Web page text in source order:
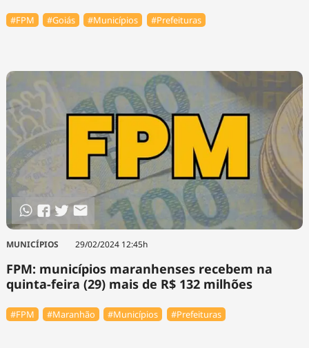
#FPM #Goiás #Municípios #Prefeituras
MUNICÍPIOS 29/02/2024 12:45h
FPM: municípios maranhenses recebem na
quinta-feira (29) mais de R$ 132 milhões
#FPM #Maranhão #Municípios #Prefeituras